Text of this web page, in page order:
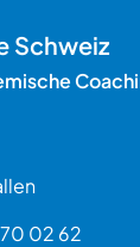
Schweiz
02 62